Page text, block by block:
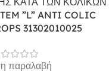
”L” ANTI COLIC
31302010025
παραλαβή